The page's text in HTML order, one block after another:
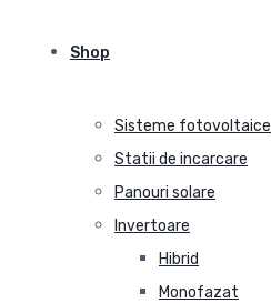
Shop
Sisteme fotovoltaice
Statii de incarcare
Panouri solare
Invertoare
Hibrid
Monofazat